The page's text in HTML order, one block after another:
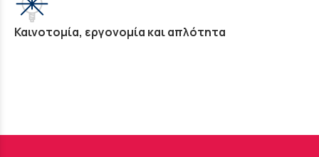
Καινοτομία, εργονομία και απλότητα